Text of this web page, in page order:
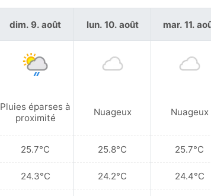
dim. 9. août
Pluies éparses à
proximité
25.7°C
24.3°C
lun. 10. août
Nuageux
25.8°C
24.2°C
mar. 11.
Nuageux
25.7°C
24.4°C